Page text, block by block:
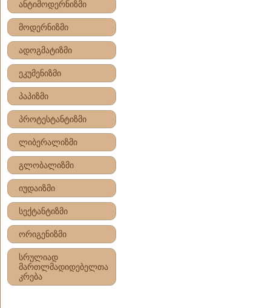
ანტიმოდერნიზმი
მოდერნიზმი
ადოგმატიზმი
ეკუმენიზმი
პაპიზმი
პროტესტანტიზმი
ლიბერალიზმი
გლობალიზმი
იუდაიზმი
სექტანტიზმი
ორიგენიზმი
სრულიად
მართლმადიდებელთა
კრება